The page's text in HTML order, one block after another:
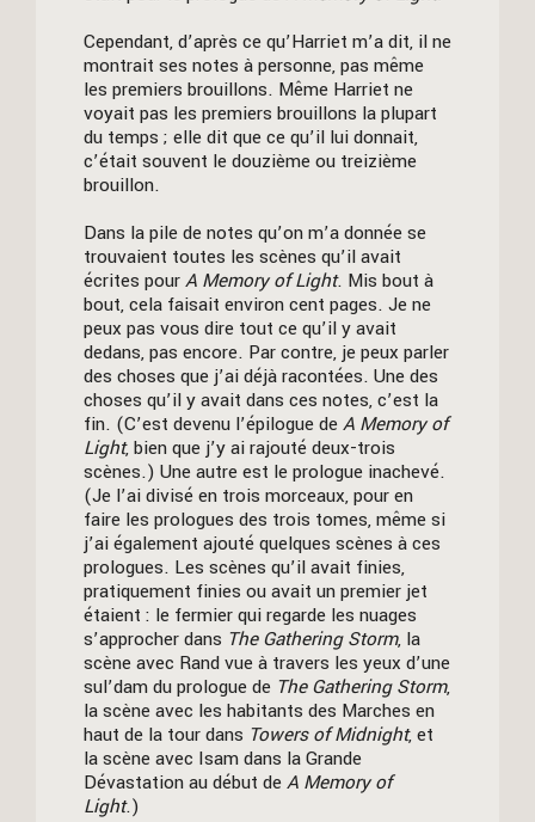
Cependant, d’après ce qu’Harriet m’a dit, il ne
montrait ses notes à personne, pas même
les premiers brouillons. Même Harriet ne
voyait pas les premiers brouillons la plupart
du temps ; elle dit que ce qu’il lui donnait,
c’était souvent le douzième ou treizième
brouillon.
Dans la pile de notes qu’on m’a donnée se
trouvaient toutes les scènes qu’il avait
écrites pourA Memory of Light. Mis bout à
bout, cela faisait environ cent pages. Je ne
peux pas vous dire tout ce qu’il y avait
dedans, pas encore. Par contre, je peux parler
des choses que j’ai déjà racontées. Une des
choses qu’il y avait dans ces notes, c’est la
fin. (C’est devenu l’épilogue deA Memory of
Light, bien que j’y ai rajouté deux-trois
scènes.) Une autre est le prologue inachevé.
(Je l’ai divisé en trois morceaux, pour en
faire les prologues des trois tomes, même si
j’ai également ajouté quelques scènes à ces
prologues. Les scènes qu’il avait finies,
pratiquement finies ou avait un premier jet
étaient : le fermier qui regarde les nuages
s’approcher dans The Gathering Storm, la
scène avec Rand vue à travers les yeux d’une
sul’dam du prologue de The Gathering Storm,
la scène avec les habitants des Marches en
haut de la tour dans Towers of Midnight, et
la scène avec Isam dans la Grande
Dévastation au début deA Memory of
Light.)